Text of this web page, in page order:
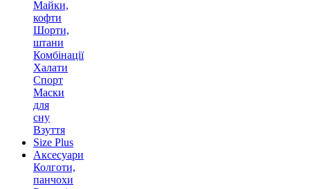
Майки,
кофти
Шорти,
штани
Комбінації
Халати
Спорт
Маски
для
сну
Взуття
Size Plus
Аксесуари
Колготи,
панчохи